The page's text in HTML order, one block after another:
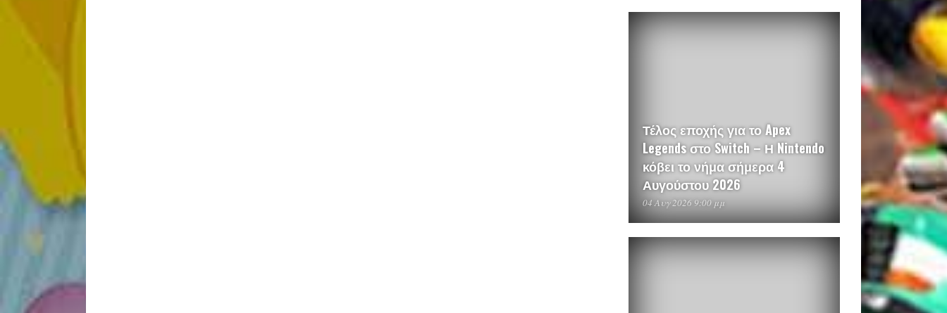
Τέλος εποχής για το Apex
Legends στο Switch – Η Nintendo
κόβει το νήμα σήμερα 4
Αυγούστου 2026
04 Αυγ 2026 9:00 μμ